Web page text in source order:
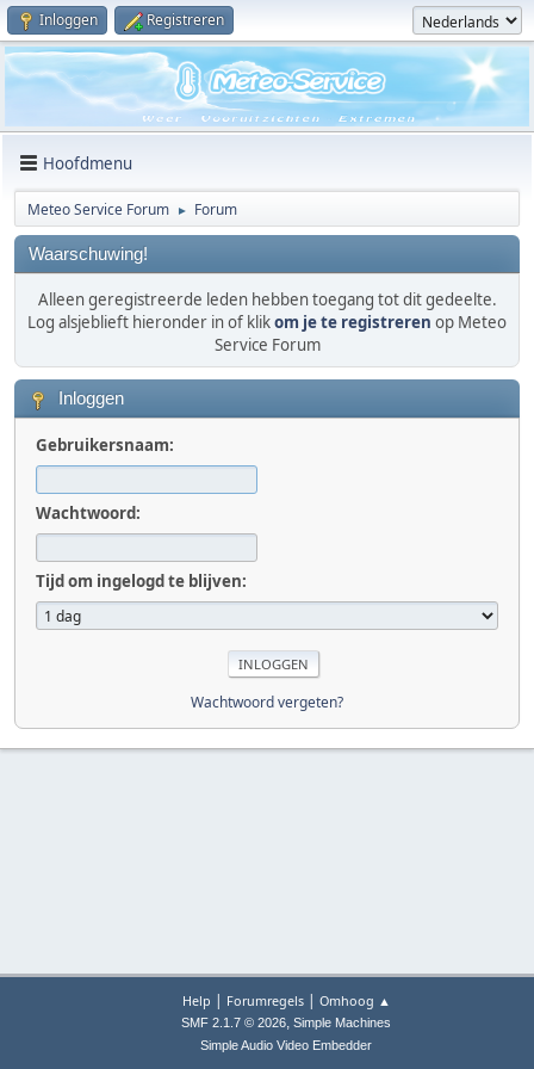
Inloggen Registreren
Hoofdmenu
Meteo Service Forum ► Forum
Waarschuwing!
Alleen geregistreerde leden hebben toegang tot dit gedeelte.
Log alsjeblieft hieronder in of klikom je te registreren op Meteo
Service Forum
Inloggen
Gebruikersnaam:
Wachtwoord:
Tijd om ingelogd te blijven:
Wachtwoord vergeten?
Help | Forumregels| Omhoog ▲
SMF 2.1.7 © 2026, Simple Machines
Simple Audio Video Embedder